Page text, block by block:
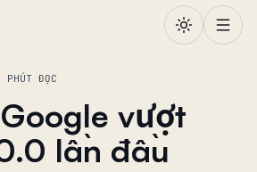
PHÚT ĐỌC
vượt
lần đầu